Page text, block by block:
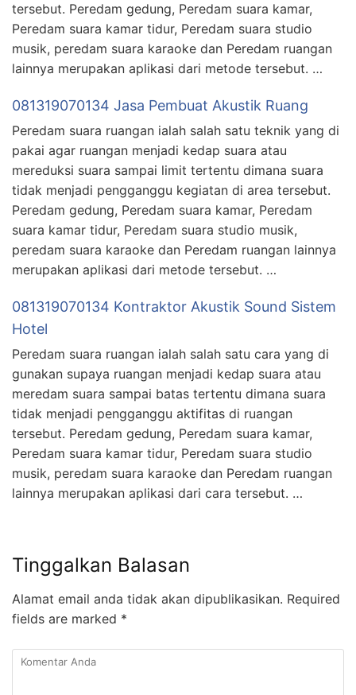
tersebut. Peredam gedung, Peredam suara kamar,
Peredam suara kamar tidur, Peredam suara studio
musik, peredam suara karaoke dan Peredam ruangan
lainnya merupakan aplikasi dari metode tersebut. …
081319070134 Jasa Pembuat Akustik Ruang
Peredam suara ruangan ialah salah satu teknik yang di
pakai agar ruangan menjadi kedap suara atau
mereduksi suara sampai limit tertentu dimana suara
tidak menjadi pengganggu kegiatan di area tersebut.
Peredam gedung, Peredam suara kamar, Peredam
suara kamar tidur, Peredam suara studio musik,
peredam suara karaoke dan Peredam ruangan lainnya
merupakan aplikasi dari metode tersebut. …
081319070134 Kontraktor Akustik Sound Sistem
Hotel
Peredam suara ruangan ialah salah satu cara yang di
gunakan supaya ruangan menjadi kedap suara atau
meredam suara sampai batas tertentu dimana suara
tidak menjadi pengganggu aktifitas di ruangan
tersebut. Peredam gedung, Peredam suara kamar,
Peredam suara kamar tidur, Peredam suara studio
musik, peredam suara karaoke dan Peredam ruangan
lainnya merupakan aplikasi dari cara tersebut. …
Tinggalkan Balasan
Alamat email anda tidak akan dipublikasikan. Required
fields are marked *